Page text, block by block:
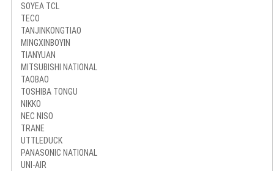
SOYEA TCL
TECO
TANJINKONGTIAO
MINGXINBOYIN
TIANYUAN
MITSUBISHI NATIONAL
TAOBAO
TOSHIBA TONGU
NIKKO
NEC NISO
TRANE
UTTLEDUCK
PANASONIC NATIONAL
UNI-AIR